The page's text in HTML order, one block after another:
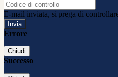
E-mail inviata, si prega di
Errore
Chiudi
Successo